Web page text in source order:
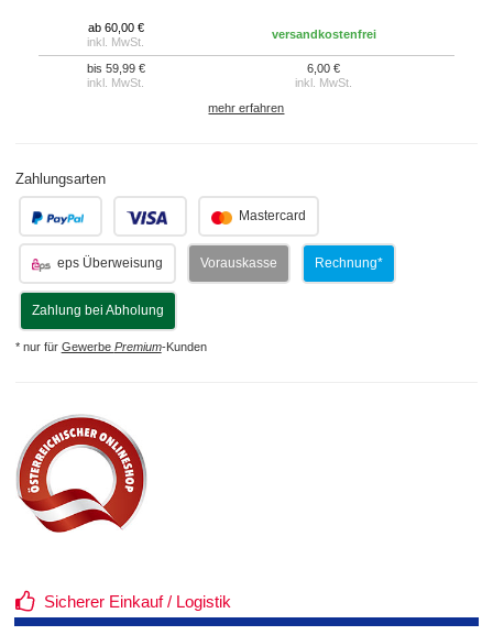
ab 60,00 €
inkl. MwSt.
versandkostenfrei
bis 59,99 €
inkl. MwSt.
6,00 €
inkl. MwSt.
mehr erfahren
Zahlungsarten
Mastercard
eps Überweisung Vorauskasse Rechnung*
Zahlung bei Abholung
* nur für Gewerbe Premium-Kunden
Sicherer Einkauf / Logistik